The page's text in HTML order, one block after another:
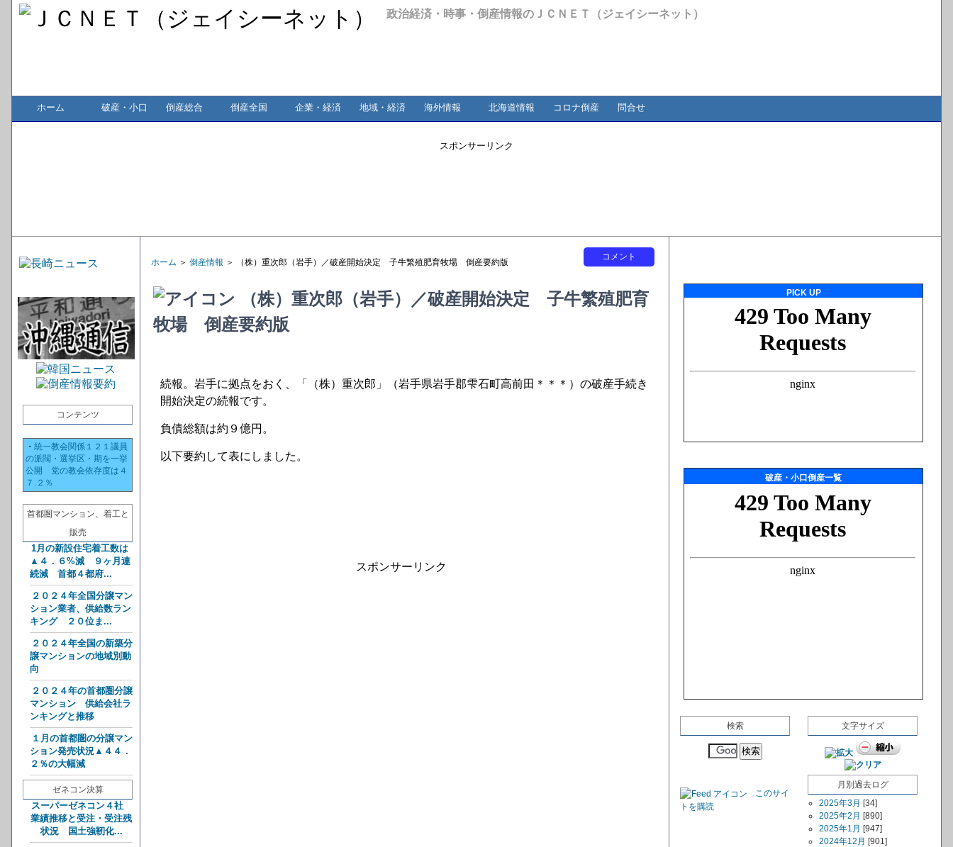
政治経済・時事・倒産情報のＪＣＮＥＴ（ジェイシーネット）
ホーム 破産・小口 倒産総合 倒産全国 企業・経済 地域・経済 海外情報 北海道情報 コロナ倒産 問合せ
スポンサーリンク
コンテンツ
・ 統一教会関係１２１議員
の派閥・選挙区・期を一挙
公開 党の教会依存度は４
７.２％
首都圏マンション、着工と
販売
1月の新設住宅着工数は
▲４．６%減 ９ヶ月連
続減 首都４都府...
２０２４年全国分譲マン
ション業者、供給数ラン
キング ２０位ま...
２０２４年全国の新築分
譲マンションの地域別動
向
２０２４年の首都圏分譲
マンション 供給会社ラ
ンキングと推移
１月の首都圏の分譲マン
ション発売状況▲４４．
２％の大幅減
ゼネコン決算
スーパーゼネコン４社
業績推移と受注・受注残
状況 国土強靭化...
コメント
ホーム ＞ 倒産情報 ＞ （株）重次郎（岩手）／破産開始決定 子牛繁殖肥育牧場 倒産要約版
（株）重次郎（岩手）／破産開始決定 子牛繁殖肥育
牧場 倒産要約版
続報。岩手に拠点をおく、「（株）重次郎」（岩手県岩手郡雫石町高前田＊＊＊）の破産手続き
開始決定の続報です。
負債総額は約９億円。
以下要約して表にしました。
スポンサーリンク
PICK UP
破産・小口倒産一覧
検索
このサイ
トを購読
文字サイズ
月別過去ログ
2025年3月 [34]
2025年2月 [890]
2025年1月 [947]
2024年12月 [901]